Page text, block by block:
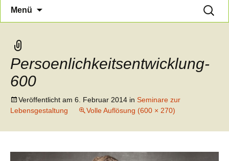
Menü
Suche
nach:
Persoenlichkeitsentwicklung-
600
Veröffentlicht am 6. Februar 2014 in Seminare zur
Lebensgestaltung
Volle Auflösung (600 × 270)